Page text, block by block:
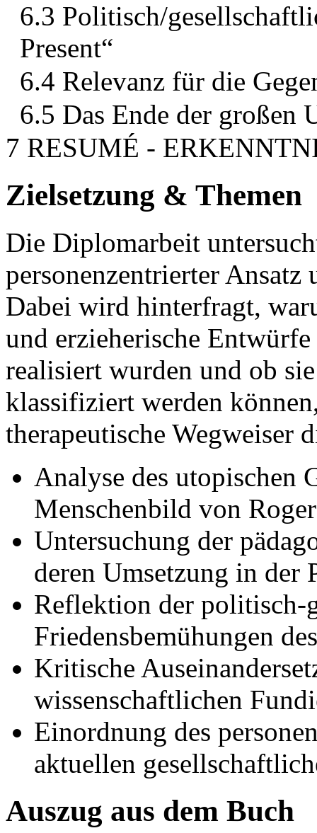
6.3 Politisch/
Present“
6.4 Relevanz für die
6.5 Das Ende der großen
7 RESUMÉ -
Zielsetzung & Themen
Die Diplomarbeit
personenzentrierter
Dabei wird hinterfragt,
und erzieherische
realisiert wurden und ob
klassifiziert werden
therapeutische Wegweiser
Analyse des utopischen
Menschenbild von
Untersuchung der
deren Umsetzung in der
Reflektion der politisch-
Friedensbemühungen
Kritische
wissenschaftlichen
Einordnung des
aktuellen
Auszug aus dem Buch